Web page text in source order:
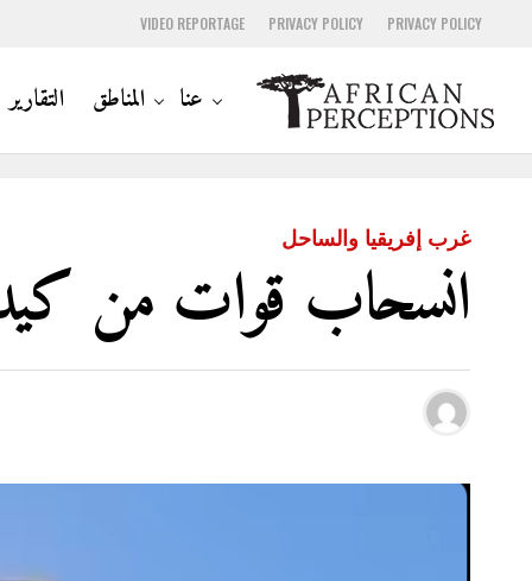
PRIVACY POLICY
PRIVACY POLICY
VIDEO REPORTAGE
عنا المناطق التقارير
غرب إفريقيا والساحل
انسحاب قوات من